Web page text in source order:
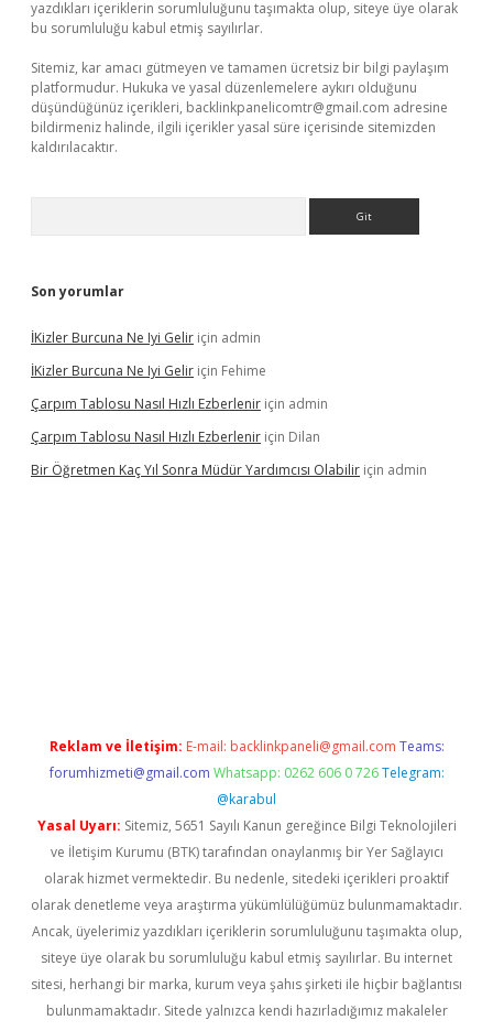
yazdıkları içeriklerin sorumluluğunu taşımakta olup, siteye üye olarak
bu sorumluluğu kabul etmiş sayılırlar.
Sitemiz, kar amacı gütmeyen ve tamamen ücretsiz bir bilgi paylaşım
platformudur. Hukuka ve yasal düzenlemelere aykırı olduğunu
düşündüğünüz içerikleri, backlinkpanelicomtr@gmail.com adresine
bildirmeniz halinde, ilgili içerikler yasal süre içerisinde sitemizden
kaldırılacaktır.
Son yorumlar
İKizler Burcuna Ne Iyi Gelir için admin
İKizler Burcuna Ne Iyi Gelir için Fehime
Çarpım Tablosu Nasıl Hızlı Ezberlenir için admin
Çarpım Tablosu Nasıl Hızlı Ezberlenir için Dilan
Bir Öğretmen Kaç Yıl Sonra Müdür Yardımcısı Olabilir için admin
Reklam ve İletişim: E-mail: backlinkpaneli@gmail.com Teams:
forumhizmeti@gmail.com Whatsapp: 0262 606 0 726 Telegram:
@karabul
Yasal Uyarı: Sitemiz, 5651 Sayılı Kanun gereğince Bilgi Teknolojileri
ve İletişim Kurumu (BTK) tarafından onaylanmış bir Yer Sağlayıcı
olarak hizmet vermektedir. Bu nedenle, sitedeki içerikleri proaktif
olarak denetleme veya araştırma yükümlülüğümüz bulunmamaktadır.
Ancak, üyelerimiz yazdıkları içeriklerin sorumluluğunu taşımakta olup,
siteye üye olarak bu sorumluluğu kabul etmiş sayılırlar. Bu internet
sitesi, herhangi bir marka, kurum veya şahıs şirketi ile hiçbir bağlantısı
bulunmamaktadır. Sitede yalnızca kendi hazırladığımız makaleler